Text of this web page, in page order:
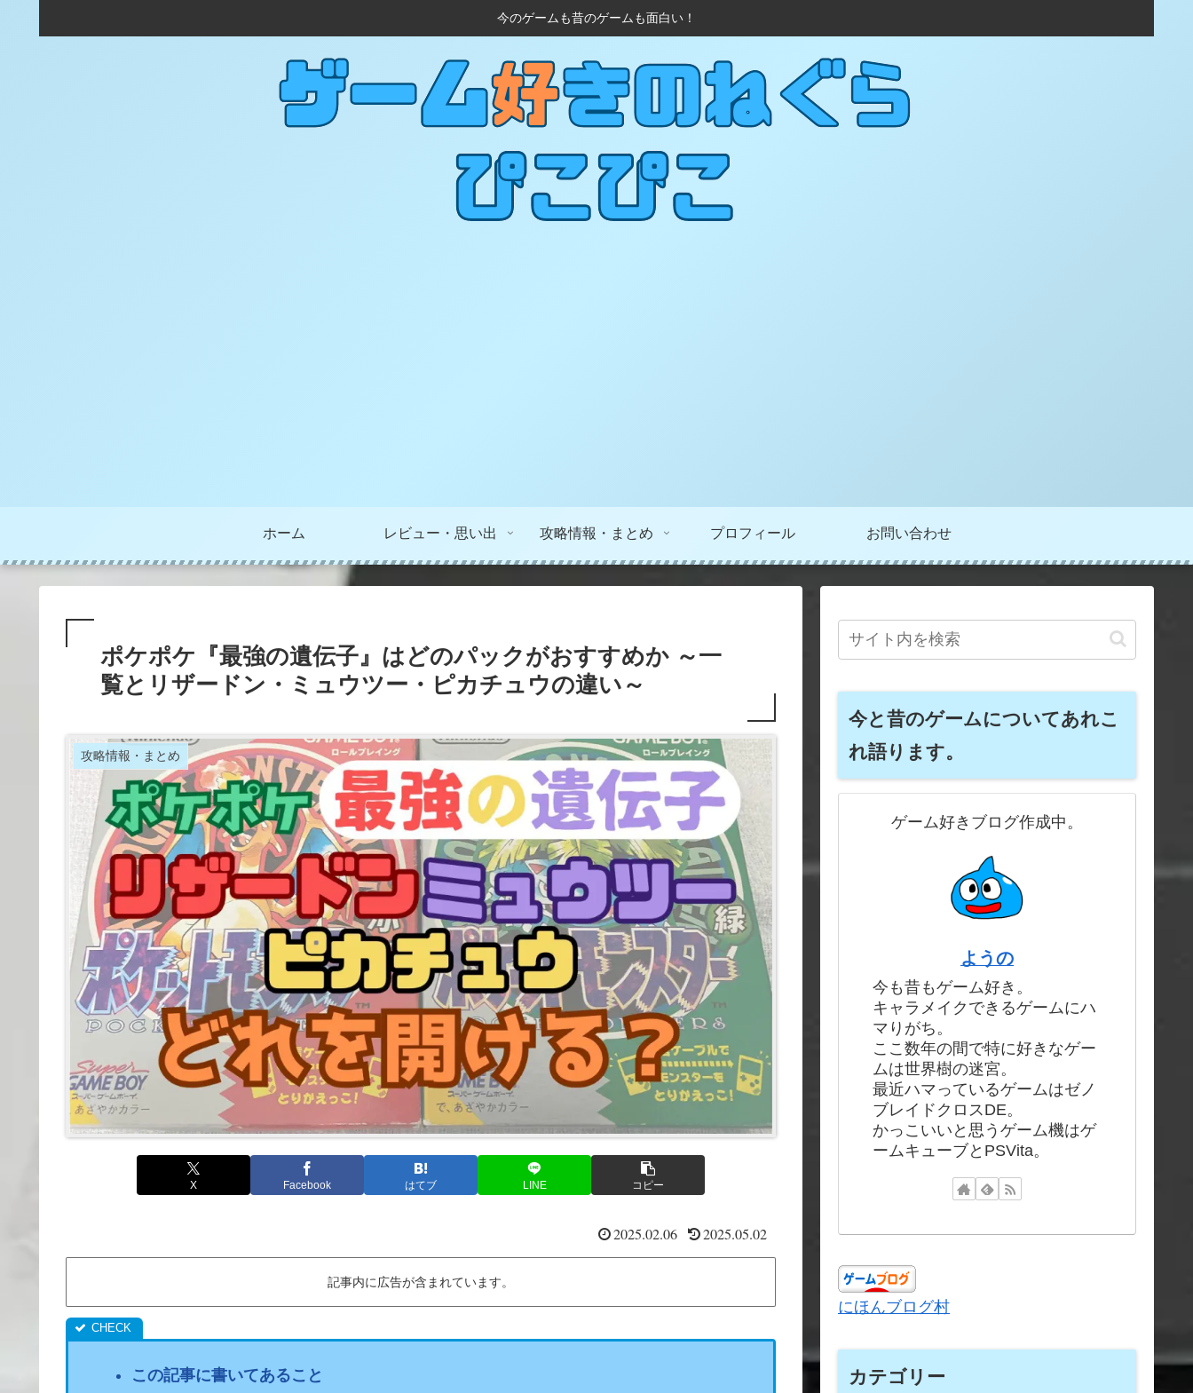
今のゲームも昔のゲームも面白い！
ホーム レビュー・思い出 攻略情報・まとめ プロフィール お問い合わせ
ポケポケ『最強の遺伝子』はどのパックがおすすめか ～一
覧とリザードン・ミュウツー・ピカチュウの違い～
攻略情報・まとめ
X Facebook はてブ LINE コピー
2025.02.06 2025.05.02
記事内に広告が含まれています。
この記事に書いてあること
今と昔のゲームについてあれこ
れ語ります。
ゲーム好きブログ作成中。
ようの
今も昔もゲーム好き。
キャラメイクできるゲームにハ
マりがち。
ここ数年の間で特に好きなゲー
ムは世界樹の迷宮。
最近ハマっているゲームはゼノ
ブレイドクロスDE。
かっこいいと思うゲーム機はゲ
ームキューブとPSVita。
にほんブログ村
カテゴリー